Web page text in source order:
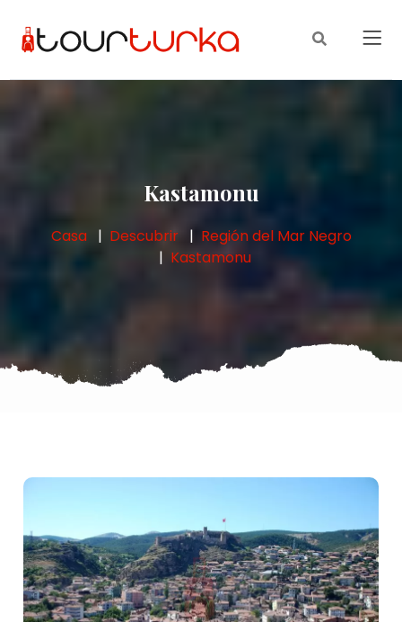
Kastamonu
Casa Descubrir
Región del Mar Negro
Kastamonu